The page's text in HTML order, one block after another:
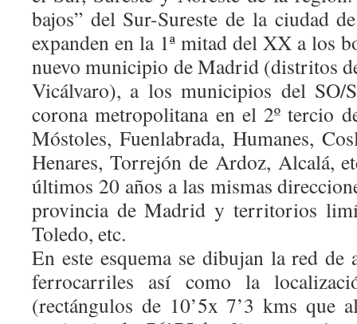
bajos” del Sur-Sureste de la ciudad
expanden en la 1ª mitad del XX a los
nuevo municipio de Madrid (distritos
Vicálvaro), a los municipios del
corona metropolitana en el 2º tercio
Móstoles, Fuenlabrada, Humanes,
Henares, Torrejón de Ardoz, Alcalá,
últimos 20 años a las mismas
provincia de Madrid y territorios
Toledo, etc.
En este esquema se dibujan la red de
ferrocarriles así como la
(rectángulos de 10’5x 7’3 kms que